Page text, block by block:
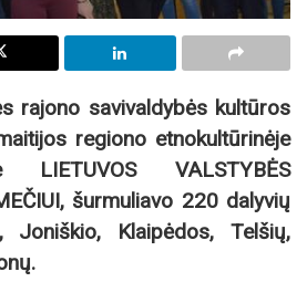
rajono savivaldybės kultūros
regiono etnokultūrinėje
LIETUVOS VALSTYBĖS
šurmuliavo 220 dalyvių
Joniškio, Klaipėdos, Telšių,